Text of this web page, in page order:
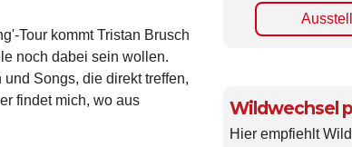
Tour kommt Tristan Brusch
noch dabei sein wollen.
Songs, die direkt treffen,
findet mich, wo aus
Wildwechsel
Hier empfiehlt